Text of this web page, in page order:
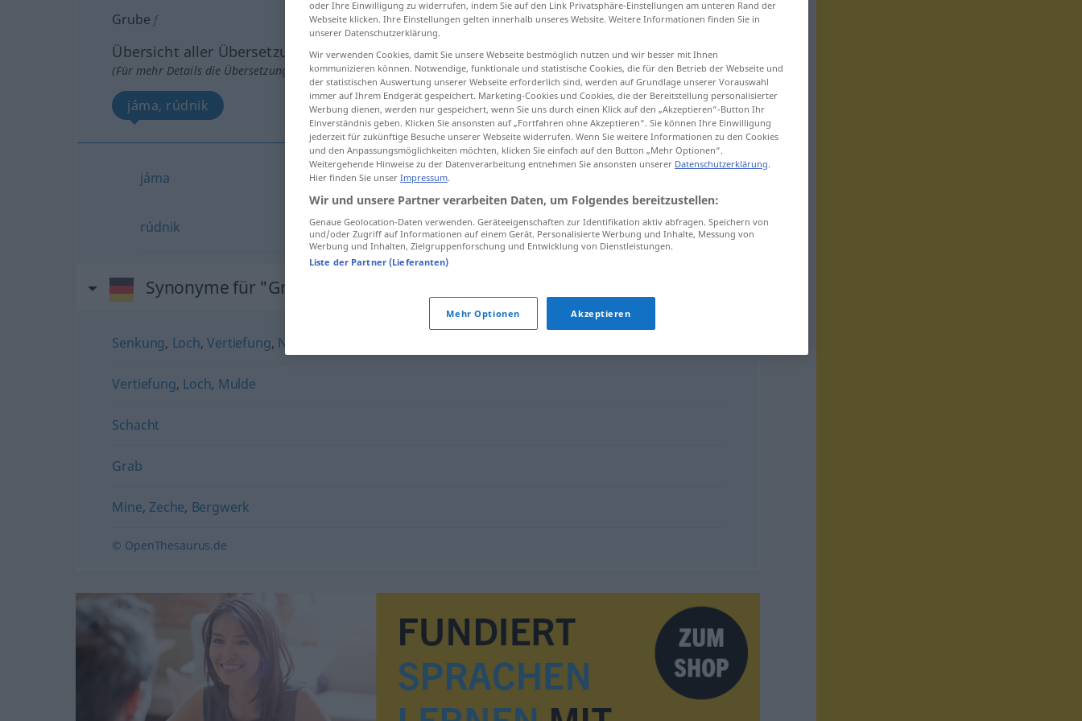
Grube f
Übersicht aller Übersetzungen
(Für mehr Details die Übersetzung anklicken/antippen)
jáma, rúdnik
jáma
rúdnik Grube BERGB
Synonyme für "Grube"
Senkung, Loch,Vertiefung, Nische
Vertiefung, Loch, Mulde
Schacht
Grab
Mine, Zeche, Bergwerk
© OpenThesaurus.de
oder Ihre Einwilligung zu widerrufen, indem Sie auf den Link Privatsphäre-Einstellungen am unteren Rand der
Webseite klicken. Ihre Einstellungen gelten innerhalb unseres Website. Weitere Informationen finden Sie in
unserer Datenschutzerklärung.
Wir verwenden Cookies, damit Sie unsere Webseite bestmöglich nutzen und wir besser mit Ihnen
kommunizieren können. Notwendige, funktionale und statistische Cookies, die für den Betrieb der Webseite und
der statistischen Auswertung unserer Webseite erforderlich sind, werden auf Grundlage unserer Vorauswahl
immer auf Ihrem Endgerät gespeichert. Marketing-Cookies und Cookies, die der Bereitstellung personalisierter
Werbung dienen, werden nur gespeichert, wenn Sie uns durch einen Klick auf den „Akzeptieren“-Button Ihr
Einverständnis geben. Klicken Sie ansonsten auf „Fortfahren ohne Akzeptieren“. Sie können Ihre Einwilligung
jederzeit für zukünftige Besuche unserer Webseite widerrufen. Wenn Sie weitere Informationen zu den Cookies
und den Anpassungsmöglichkeiten möchten, klicken Sie einfach auf den Button „Mehr Optionen“.
Weitergehende Hinweise zu der Datenverarbeitung entnehmen Sie ansonsten unserer Datenschutzerklärung.
Hier finden Sie unser Impressum.
Wir und unsere Partner verarbeiten Daten, um Folgendes bereitzustellen:
Genaue Geolocation-Daten verwenden. Geräteeigenschaften zur Identifikation aktiv abfragen. Speichern von
und/oder Zugriff auf Informationen auf einem Gerät. Personalisierte Werbung und Inhalte, Messung von
Werbung und Inhalten, Zielgruppenforschung und Entwicklung von Dienstleistungen.
Liste der Partner (Lieferanten)
Mehr Optionen Akzeptieren